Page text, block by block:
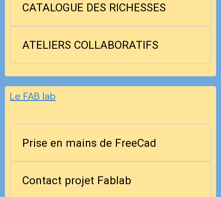
CATALOGUE DES RICHESSES
ATELIERS COLLABORATIFS
Le FAB lab
Prise en mains de FreeCad
Contact projet Fablab